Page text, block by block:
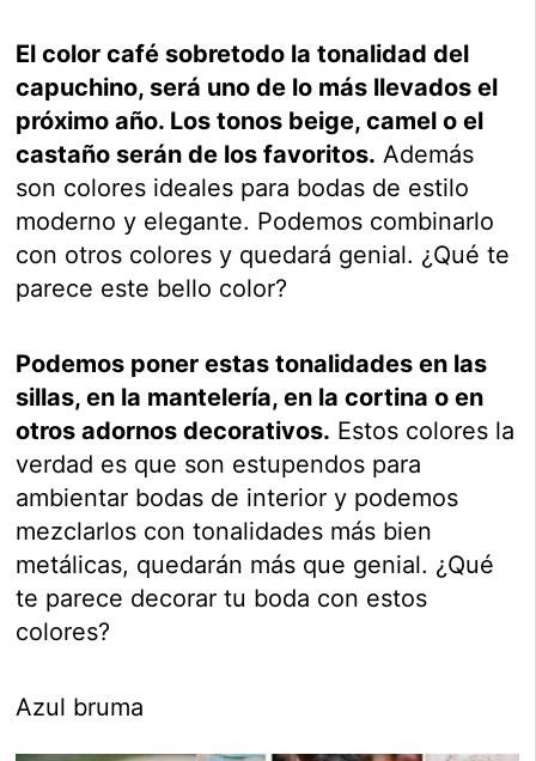
El color café sobretodo la tonalidad del
capuchino, será uno de lo más llevados el
próximo año. Los tonos beige, camel o el
castaño serán de los favoritos. Además
son colores ideales para bodas de estilo
moderno y elegante. Podemos combinarlo
con otros colores y quedará genial. ¿Qué te
parece este bello color?
Podemos poner estas tonalidades en las
sillas, en la mantelería, en la cortina o en
otros adornos decorativos. Estos colores la
verdad es que son estupendos para
ambientar bodas de interior y podemos
mezclarlos con tonalidades más bien
metálicas, quedarán más que genial. ¿Qué
te parece decorar tu boda con estos
colores?
Azul bruma